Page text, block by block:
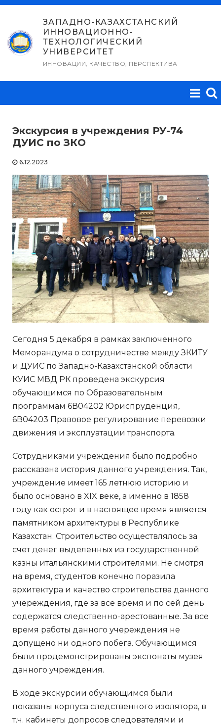
Перейти
содержимому
ЗАПАДНО-КАЗАХСТАНСКИЙ
ИННОВАЦИОННО-
ТЕХНОЛОГИЧЕСКИЙ
УНИВЕРСИТЕТ
ИННОВАЦИИ, КАЧЕСТВО, ПЕРСПЕКТИВА
Экскурсия в учреждения РУ-74
ДУИС по ЗКО
6.12.2023
Сегодня 5 декабря в рамках заключенного
Меморандума о сотрудничестве между ЗКИТУ
и ДУИС по Западно-Казахстанской области
КУИС МВД РК проведена экскурсия
обучающимся по Образовательным
программам 6В04202 Юриспруденция,
6В04203 Правовое регулирование перевозки
движения и эксплуатации транспорта.
Сотрудниками учреждения было подробно
рассказана история данного учреждения. Так,
учреждение имеет 165 летнюю историю и
было основано в XIX веке, а именно в 1858
году как острог и в настоящее время является
памятником архитектуры в Республике
Казахстан. Строительство осуществлялось за
счет денег выделенных из государственной
казны итальянскими строителями. Не смотря
на время, студентов конечно поразила
архитектура и качество строительства данного
учереждения, где за все время и по сей день
содержатся следственно-арестованные. За все
время работы данного учереждения не
допущено ни одного побега. Обучающимся
были продемонстрированы экспонаты музея
данного учреждения.
В ходе экскурсии обучающимся были
показаны корпуса следственного изолятора, в
т.ч. кабинеты допросов следователями и